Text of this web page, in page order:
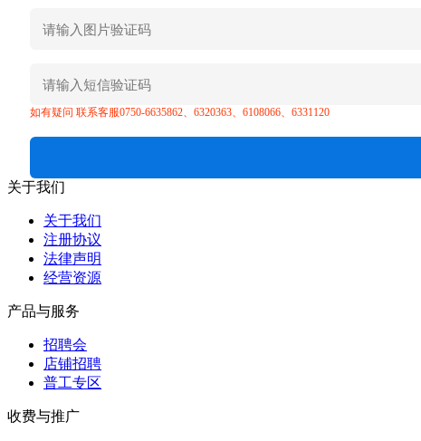
如有疑问 联系客服0750-6635862、6320363、6108066、6331120
关于我们
关于我们
注册协议
法律声明
经营资源
产品与服务
招聘会
店铺招聘
普工专区
收费与推广